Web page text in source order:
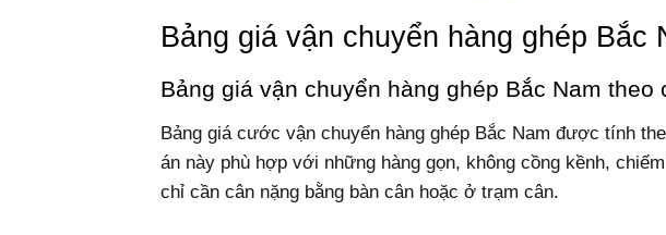
Bảng giá vận chuyển hàng ghép Bắc
Bảng giá vận chuyển hàng ghép Bắc Nam theo
Bảng giá cước vận chuyển hàng ghép Bắc Nam được tính
án này phù hợp với những hàng gọn, không cồng kềnh,
chỉ cần cân nặng bằng bàn cân hoặc ở trạm cân.